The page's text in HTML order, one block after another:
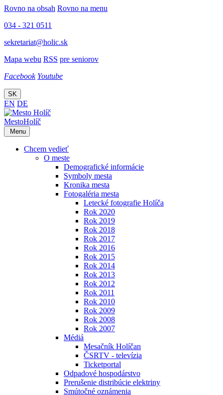
Rovno na obsah Rovno na menu
034 - 321 0511
sekretariat@holic.sk
Mapa webu RSS pre seniorov
Facebook Youtube
SK
EN DE
MestoHolíč
Menu
Chcem vedieť
O meste
Demografické informácie
Symboly mesta
Kronika mesta
Fotogaléria mesta
Letecké fotografie Holíča
Rok 2020
Rok 2019
Rok 2018
Rok 2017
Rok 2016
Rok 2015
Rok 2014
Rok 2013
Rok 2012
Rok 2011
Rok 2010
Rok 2009
Rok 2008
Rok 2007
Médiá
Mesačník Holíčan
ČSRTV - televízia
Ticketportal
Odpadové hospodárstvo
Prerušenie distribúcie elektriny
Smútočné oznámenia